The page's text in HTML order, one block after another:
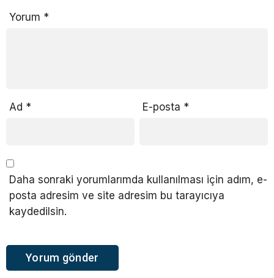
Yorum *
Ad * E-posta *
Daha sonraki yorumlarımda kullanılması için adım, e-
posta adresim ve site adresim bu tarayıcıya
kaydedilsin.